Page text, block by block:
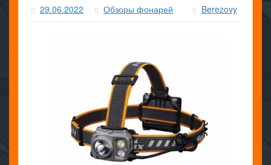
29.06.2022 Обзоры фонарей Berezovy